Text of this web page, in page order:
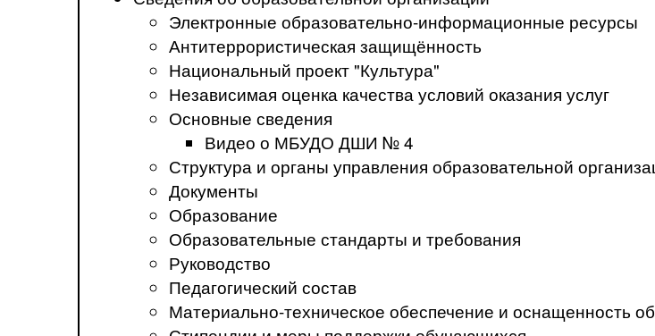
Электронные образовательно-информационные ресурсы
Антитеррористическая защищённость
Национальный проект "Культура"
Независимая оценка качества условий оказания услуг
Основные сведения
Видео о МБУДО ДШИ № 4
Структура и органы управления образовательной
Документы
Образование
Образовательные стандарты и требования
Руководство
Педагогический состав
Материально-техническое обеспечение и оснащенность